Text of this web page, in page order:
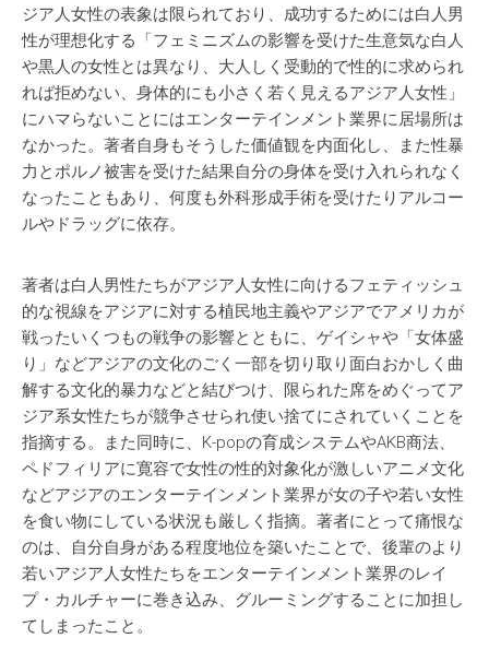
ジア人女性の表象は限られており、成功するためには白人男
性が理想化する「フェミニズムの影響を受けた生意気な白人
や黒人の女性とは異なり、大人しく受動的で性的に求められ
れば拒めない、身体的にも小さく若く見えるアジア人女性」
にハマらないことにはエンターテインメント業界に居場所は
なかった。著者自身もそうした価値観を内面化し、また性暴
力とポルノ被害を受けた結果自分の身体を受け入れられなく
なったこともあり、何度も外科形成手術を受けたりアルコー
ルやドラッグに依存。
著者は白人男性たちがアジア人女性に向けるフェティッシュ
的な視線をアジアに対する植民地主義やアジアでアメリカが
戦ったいくつもの戦争の影響とともに、ゲイシャや「女体盛
り」などアジアの文化のごく一部を切り取り面白おかしく曲
解する文化的暴力などと結びつけ、限られた席をめぐってア
ジア系女性たちが競争させられ使い捨てにされていくことを
指摘する。また同時に、K-popの育成システムやAKB商法、
ペドフィリアに寛容で女性の性的対象化が激しいアニメ文化
などアジアのエンターテインメント業界が女の子や若い女性
を食い物にしている状況も厳しく指摘。著者にとって痛恨な
のは、自分自身がある程度地位を築いたことで、後輩のより
若いアジア人女性たちをエンターテインメント業界のレイ
プ・カルチャーに巻き込み、グルーミングすることに加担し
てしまったこと。